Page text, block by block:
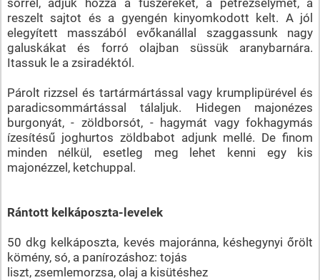
reszelt sajtot és a gyengén kinyomkodott kelt. A jól
elegyített masszából evőkanállal szaggassunk nagy
galuskákat és forró olajban süssük aranybarnára.
Itassuk le a zsiradéktól.
Párolt rizzsel és tartármártással vagy krumplipürével és
paradicsommártással tálaljuk. Hidegen majonézes
burgonyát, - zöldborsót, - hagymát vagy fokhagymás
ízesítésű joghurtos zöldbabot adjunk mellé. De finom
minden nélkül, esetleg meg lehet kenni egy kis
majonézzel, ketchuppal.
Rántott kelkáposzta-levelek
50 dkg kelkáposzta, kevés majoránna, késhegynyi őrölt
kömény, só, a panírozáshoz: tojás
liszt, zsemlemorzsa, olaj a kisütéshez